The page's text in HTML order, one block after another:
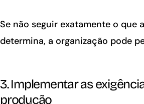
Se não seguir exatamente o que
determina, a organização pode
3. Implementar as
produção